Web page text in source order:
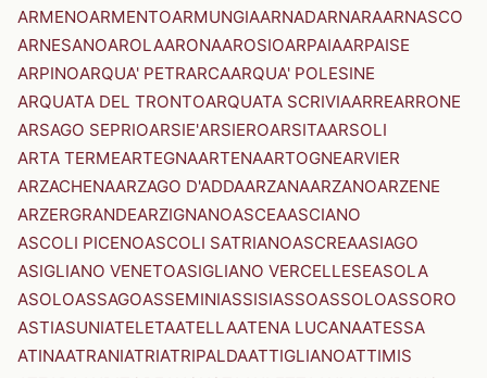
ARMENOARMENTOARMUNGIAARNADARNARAARNASCO
ARNESANOAROLAARONAAROSIOARPAIAARPAISE
ARPINOARQUA' PETRARCAARQUA' POLESINE
ARQUATA DEL TRONTOARQUATA SCRIVIAARREARRONE
ARSAGO SEPRIOARSIE'ARSIEROARSITAARSOLI
ARTA TERMEARTEGNAARTENAARTOGNEARVIER
ARZACHENAARZAGO D'ADDAARZANAARZANOARZENE
ARZERGRANDEARZIGNANOASCEAASCIANO
ASCOLI PICENOASCOLI SATRIANOASCREAASIAGO
ASIGLIANO VENETOASIGLIANO VERCELLESEASOLA
ASOLOASSAGOASSEMINIASSISIASSOASSOLOASSORO
ASTIASUNIATELETAATELLAATENA LUCANAATESSA
ATINAATRANIATRIATRIPALDAATTIGLIANOATTIMIS